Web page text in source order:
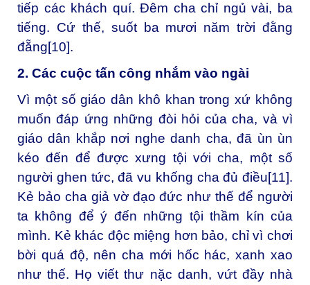
tiếp các khách quí. Đêm cha chỉ ngủ vài, ba
tiếng. Cứ thế, suốt ba mươi năm trời đằng
đẵng[10].
2. Các cuộc tấn công nhắm vào ngài
Vì một số giáo dân khô khan trong xứ không
muốn đáp ứng những đòi hỏi của cha, và vì
giáo dân khắp nơi nghe danh cha, đã ùn ùn
kéo đến để được xưng tội với cha, một số
người ghen tức, đã vu khống cha đủ điều[11].
Kẻ bảo cha giả vờ đạo đức như thế để người
ta không để ý đến những tội thầm kín của
mình. Kẻ khác độc miệng hơn bảo, chỉ vì chơi
bời quá độ, nên cha mới hốc hác, xanh xao
như thế. Họ viết thư nặc danh, vứt đầy nhà